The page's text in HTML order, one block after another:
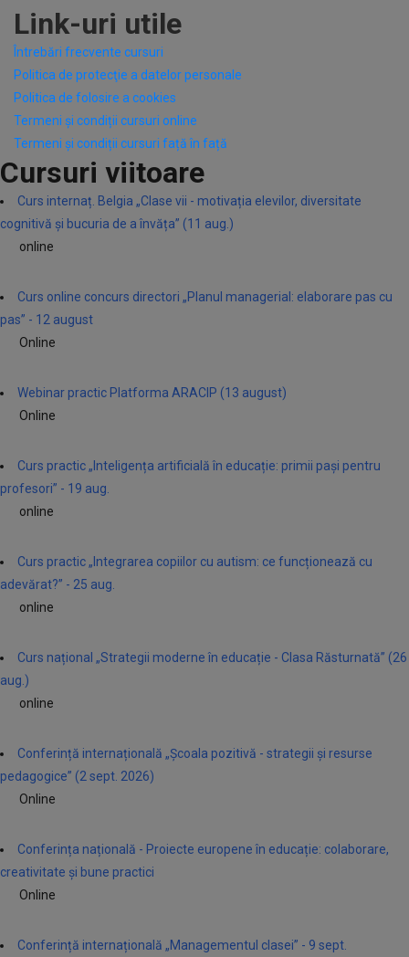
Link-uri utile
Întrebări frecvente cursuri
Politica de protecţie a datelor personale
Politica de folosire a cookies
Termeni și condiții cursuri online
Termeni și condiții cursuri față în față
Cursuri viitoare
Curs internaț. Belgia „Clase vii - motivația elevilor, diversitate
cognitivă și bucuria de a învăța” (11 aug.)
online
Curs online concurs directori „Planul managerial: elaborare pas cu
pas” - 12 august
Online
Webinar practic Platforma ARACIP (13 august)
Online
Curs practic „Inteligența artificială în educație: primii pași pentru
profesori” - 19 aug.
online
Curs practic „Integrarea copiilor cu autism: ce funcționează cu
adevărat?” - 25 aug.
online
Curs național „Strategii moderne în educație - Clasa Răsturnată” (26
aug.)
online
Conferință internațională „Școala pozitivă - strategii și resurse
pedagogice” (2 sept. 2026)
Online
Conferința națională - Proiecte europene în educație: colaborare,
creativitate și bune practici
Online
Conferință internațională „Managementul clasei” - 9 sept.